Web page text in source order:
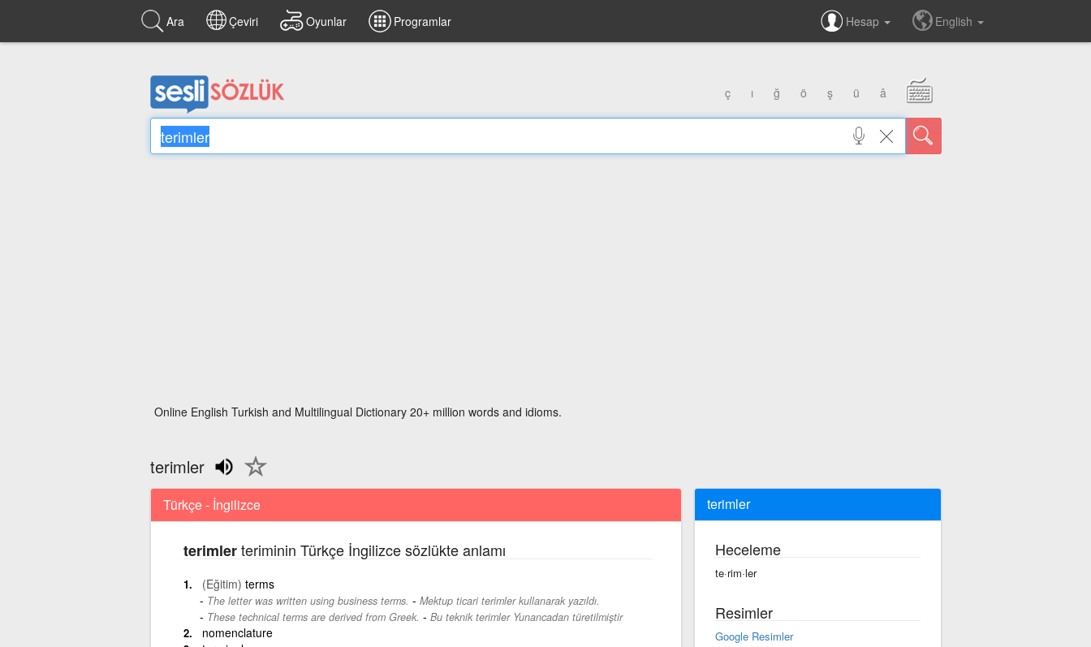
Ara Çeviri Oyunlar Programlar Hesap English
ç ı ğ ö ş ü â
Online English Turkish and Multilingual Dictionary 20+ million words and idioms.
terimler
Türkçe - İngilizce
terimlerteriminin Türkçe İngilizce sözlükte anlamı
(Eğitim) terms
The letter was written using business terms. - Mektup ticari terimler kullanarak yazıldı.
These technical terms are derived from Greek. - Bu teknik terimler Yunancadan türetilmiştir
nomenclature
terimler
Heceleme
te·rim·ler
Resimler
Google Resimler